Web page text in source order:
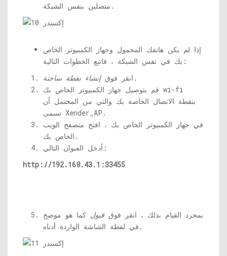
متصلين بنفس الشبكة.
إذا لم يكن هاتفك المحمول وجهاز الكمبيوتر الخاص
بك في نفس الشبكة ، فاتبع الخطوات التالية:
انقر فوق إنشاء نقطة ساخنة.
قم بتوصيل جهاز الكمبيوتر الخاص بك wi-fi
بنقطة الاتصال الخاصة بك والتي من المحتمل أن
تسمى Xender_AP.
في جهاز الكمبيوتر الخاص بك ، افتح متصفح الويب
الخاص بك.
أدخل العنوان التالي:
http://192.168.43.1:33455
بمجرد القيام بذلك ، انقر فوق قبول كما هو موضح
في لقطة الشاشة الواردة أدناه.